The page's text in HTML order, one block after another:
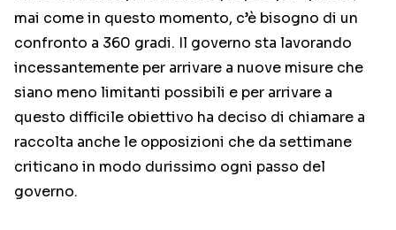
mai come in questo momento, c’è bisogno di un
confronto a 360 gradi. Il governo sta lavorando
incessantemente per arrivare a nuove misure che
siano meno limitanti possibili e per arrivare a
questo difficile obiettivo ha deciso di chiamare a
raccolta anche le opposizioni che da settimane
criticano in modo durissimo ogni passo del
governo.